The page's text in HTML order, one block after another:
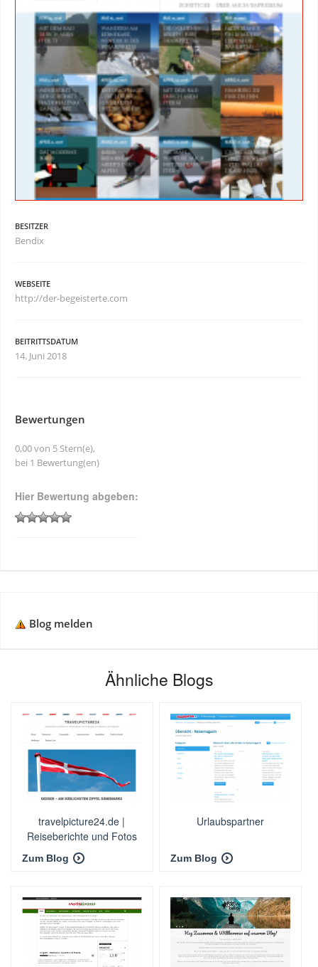
BESITZER
Bendix
WEBSEITE
http://der-begeisterte.com
BEITRITTSDATUM
14. Juni 2018
Bewertungen
0,00 von 5 Stern(e),
bei 1 Bewertung(en)
Hier Bewertung abgeben:
Blog melden
Ähnliche Blogs
travelpicture24.de |
Reiseberichte und Fotos
Zum Blog
Urlaubspartner
Zum Blog